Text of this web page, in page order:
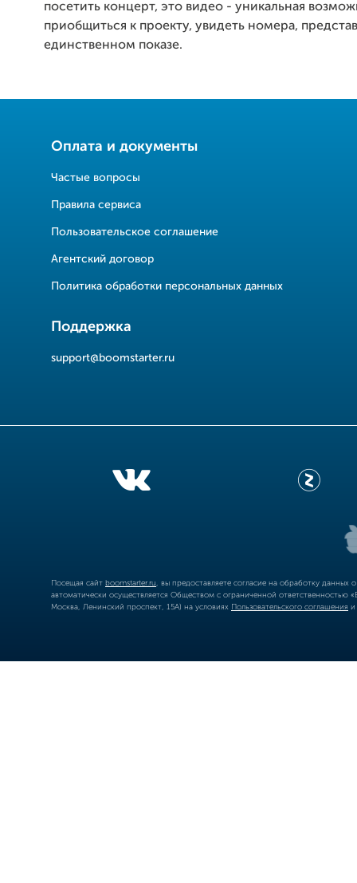
посетить концерт, это видео - уникальная
приобщиться к проекту, увидеть номера,
единственном показе.
Оплата и документы
Частые вопросы
Правила сервиса
Пользовательское соглашение
Агентский договор
Политика обработки персональных данных
Поддержка
support@boomstarter.ru
Посещая сайт boomstarter.ru , вы предоставляете согласие на обработку
автоматически осуществляется Обществом с ограниченной
Москва, Ленинский проспект, 15А) на условиях Пользовательского соглашения и